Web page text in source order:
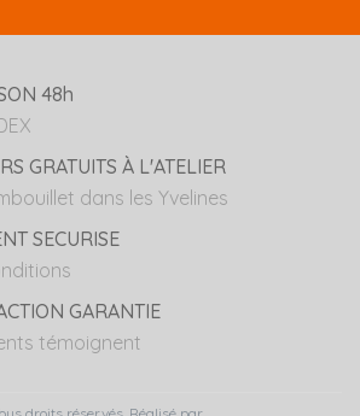
48h
GRATUITS À L'ATELIER
dans les Yvelines
SECURISE
GARANTIE
témoignent
droits réservés. Réalisé par